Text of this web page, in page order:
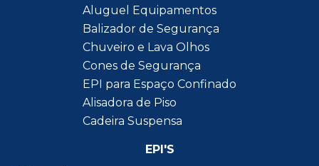
Aluguel Equipamentos
Balizador de Segurança
Chuveiro e Lava Olhos
Cones de Segurança
EPI para Espaço Confinado
Alisadora de Piso
Cadeira Suspensa
EPI'S